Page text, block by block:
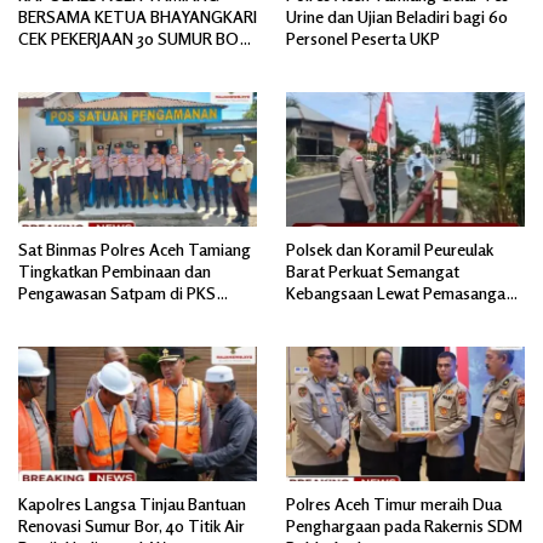
BERSAMA KETUA BHAYANGKARI
CEK PEKERJAAN 30 SUMUR BOR
Urine dan Ujian Beladiri bagi 60
Personel Peserta UKP
Sat Binmas Polres Aceh Tamiang
Tingkatkan Pembinaan dan
Pengawasan Satpam di PKS
Polsek dan Koramil Peureulak
Barat Perkuat Semangat
Kebangsaan Lewat Pemasangan
Kapolres Langsa Tinjau Bantuan
Renovasi Sumur Bor, 40 Titik Air
Polres Aceh Timur meraih Dua
Penghargaan pada Rakernis SDM